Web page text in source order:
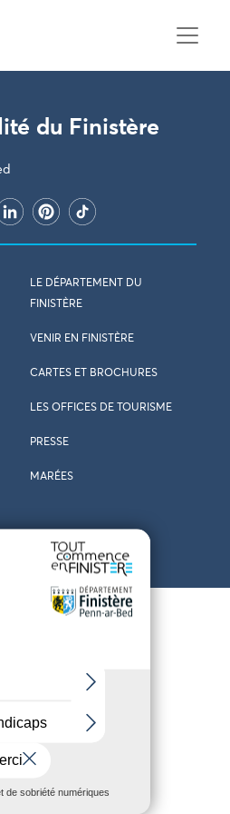
du Finistère
LE DÉPARTEMENT DU
FINISTÈRE
VENIR EN FINISTÈRE
CARTES ET BROCHURES
LES OFFICES DE TOURISME
PRESSE
MARÉES